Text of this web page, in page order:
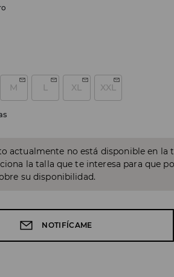
M L XL XXL
actualmente no está disponible en la
la talla que te interesa para que
su disponibilidad.
NOTIFÍCAME